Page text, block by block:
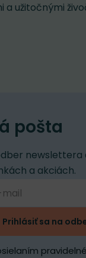
a užitočnými
pošta
newslettera
a akciách.
Prihlásiť sa na